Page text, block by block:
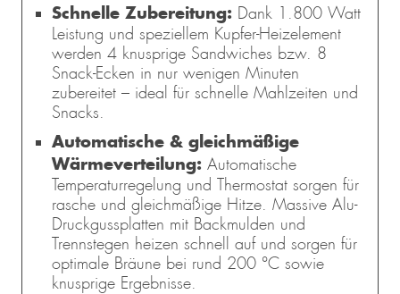
Schnelle Zubereitung: Dank 1.800 Watt
Leistung und speziellem Kupfer-Heizelement
werden 4 knusprige Sandwiches bzw. 8
Snack-Ecken in nur wenigen Minuten
zubereitet – ideal für schnelle Mahlzeiten und
Snacks.
Automatische & gleichmäßige
Wärmeverteilung: Automatische
Temperaturregelung und Thermostat sorgen für
rasche und gleichmäßige Hitze. Massive Alu-
Druckgussplatten mit Backmulden und
Trennstegen heizen schnell auf und sorgen für
optimale Bräune bei rund 200 °C sowie
knusprige Ergebnisse.